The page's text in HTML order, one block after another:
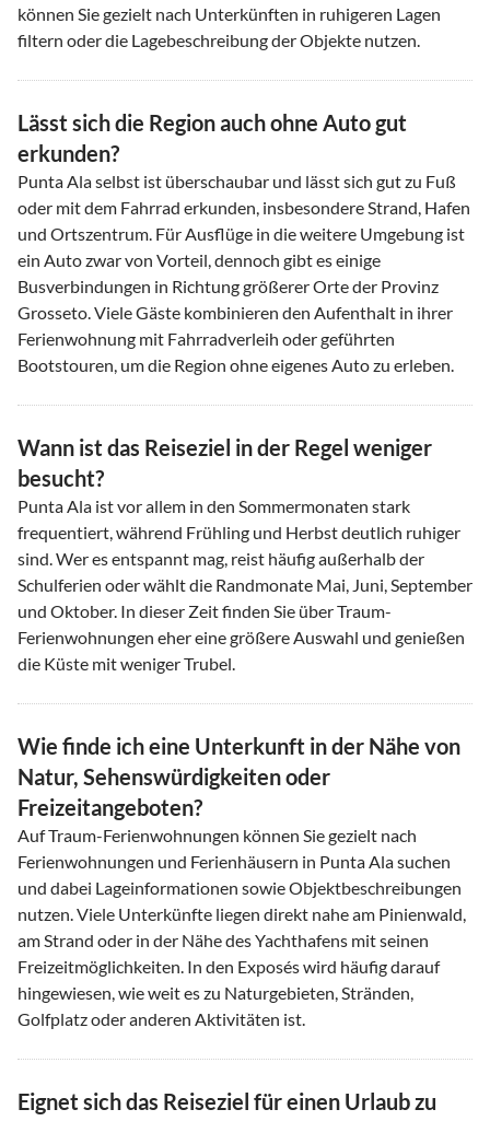
können Sie gezielt nach Unterkünften in ruhigeren Lagen
filtern oder die Lagebeschreibung der Objekte nutzen.
Lässt sich die Region auch ohne Auto gut
erkunden?
Punta Ala selbst ist überschaubar und lässt sich gut zu Fuß
oder mit dem Fahrrad erkunden, insbesondere Strand, Hafen
und Ortszentrum. Für Ausflüge in die weitere Umgebung ist
ein Auto zwar von Vorteil, dennoch gibt es einige
Busverbindungen in Richtung größerer Orte der Provinz
Grosseto. Viele Gäste kombinieren den Aufenthalt in ihrer
Ferienwohnung mit Fahrradverleih oder geführten
Bootstouren, um die Region ohne eigenes Auto zu erleben.
Wann ist das Reiseziel in der Regel weniger
besucht?
Punta Ala ist vor allem in den Sommermonaten stark
frequentiert, während Frühling und Herbst deutlich ruhiger
sind. Wer es entspannt mag, reist häufig außerhalb der
Schulferien oder wählt die Randmonate Mai, Juni, September
und Oktober. In dieser Zeit finden Sie über Traum-
Ferienwohnungen eher eine größere Auswahl und genießen
die Küste mit weniger Trubel.
Wie finde ich eine Unterkunft in der Nähe von
Natur, Sehenswürdigkeiten oder
Freizeitangeboten?
Auf Traum-Ferienwohnungen können Sie gezielt nach
Ferienwohnungen und Ferienhäusern in Punta Ala suchen
und dabei Lageinformationen sowie Objektbeschreibungen
nutzen. Viele Unterkünfte liegen direkt nahe am Pinienwald,
am Strand oder in der Nähe des Yachthafens mit seinen
Freizeitmöglichkeiten. In den Exposés wird häufig darauf
hingewiesen, wie weit es zu Naturgebieten, Stränden,
Golfplatz oder anderen Aktivitäten ist.
Eignet sich das Reiseziel für einen Urlaub zu